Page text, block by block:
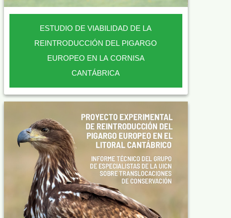
ESTUDIO DE VIABILIDAD DE LA
REINTRODUCCIÓN DEL PIGARGO
EUROPEO EN LA CORNISA
CANTÁBRICA